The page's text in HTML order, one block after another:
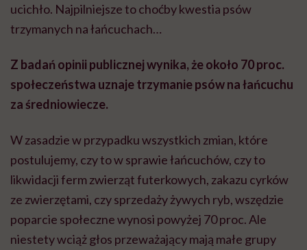
ucichło. Najpilniejsze to choćby kwestia psów
trzymanych na łańcuchach…
Z badań opinii publicznej wynika, że około 70 proc.
społeczeństwa uznaje trzymanie psów na łańcuchu
za średniowiecze.
W zasadzie w przypadku wszystkich zmian, które
postulujemy, czy to w sprawie łańcuchów, czy to
likwidacji ferm zwierząt futerkowych, zakazu cyrków
ze zwierzętami, czy sprzedaży żywych ryb, wszędzie
poparcie społeczne wynosi powyżej 70 proc. Ale
niestety wciąż głos przeważający mają małe grupy